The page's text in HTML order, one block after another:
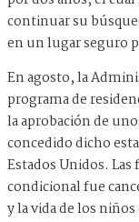
continuar su
en un lugar seguro
En agosto, la
programa de
la aprobación de
concedido dicho
Estados Unidos.
condicional fue
y la vida de los